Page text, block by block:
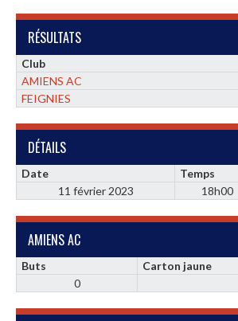
RÉSULTATS
Club
AMIENS AC
FEIGNIES
DÉTAILS
Date Temps
11 février 2023
18h00
AMIENS AC
Buts Carton jaune
0